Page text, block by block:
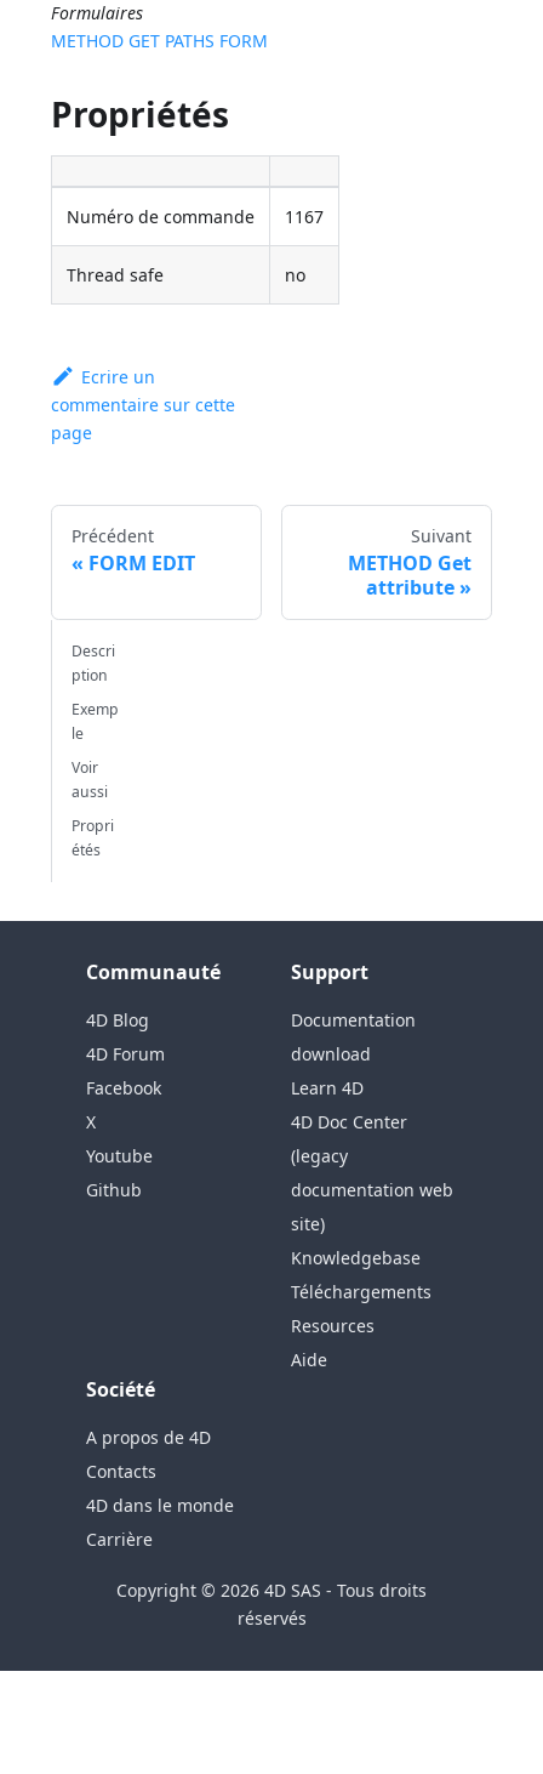
Formulaires
METHOD GET PATHS FORM
Propriétés
Numéro de commande 1167
Thread safe no
Ecrire un
commentaire sur cette
page
Précédent
FORM EDIT
Suivant
METHOD Get
attribute
Descri
ption
Exemp
le
Voir
aussi
Propri
étés
Communauté
4D Blog
4D Forum
Facebook
X
Youtube
Github
Support
Documentation
download
Learn 4D
4D Doc Center
(legacy
documentation web
site)
Knowledgebase
Téléchargements
Resources
Aide
Société
A propos de 4D
Contacts
4D dans le monde
Carrière
Copyright © 2026 4D SAS - Tous droits
réservés